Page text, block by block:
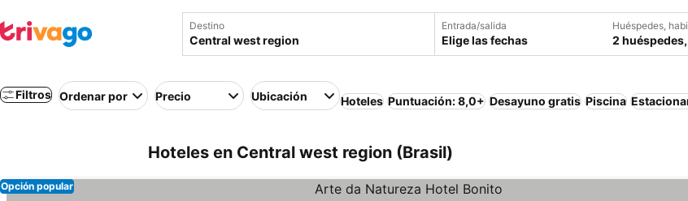
Destino Entrada/salida
Elige las fechas
Huéspedes,
2
Filtros Ordenar por Precio Ubicación Hoteles Puntuación: 8,0+ Desayuno gratis Piscina
Hoteles en Central west region (Brasil)
Opción popular